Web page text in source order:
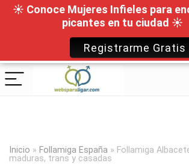
Inicio » Follamiga España » Follamiga
maduras, trans y casadas
☀ Conoce Mujeres Infieles para
picantes en tu ciudad ☀
Registrarme Gratis